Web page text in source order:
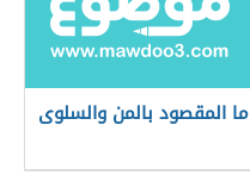
ما المقصود بالمن والسلوى